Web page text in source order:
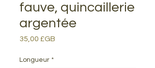
fauve, quincaillerie
argentée
35,00 £GB
Longueur *